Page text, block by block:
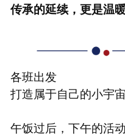
传承的延续，更是温暖
各班出发
打造属于自己的小宇宙
午饭过后，下午的活